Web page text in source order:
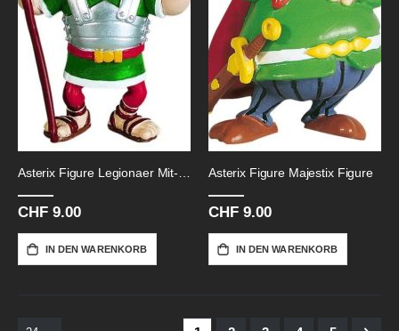
CHF 9.00
IN DEN WARENKORB
Asterix Figure Majestix Figure
CHF 9.00
IN DEN WARENKORB
Seite